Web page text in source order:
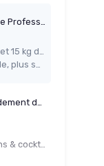
Machine à Glaçons Commerciale 60kg/24h Glace Machine Professionnel 40 Glaçons en 8-15 Minutes Écran LCD Storage de 15kg Nettoyage Auto pour Maison Bureau Restaurant Bar Café
Grosse capacité de production (60 kg/24h annoncés) et 15 kg de stockage, suffisant pour des événements ou un petit commerce
Construction en acier inoxydable plutôt solide et stable, plus sérieuse que les petites machines domestiques